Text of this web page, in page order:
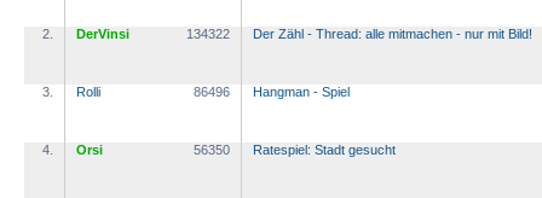
2. DerVinsi 134322 Der Zähl - Thread: alle mitmachen - nur mit Bild!
3. Rolli 86496 Hangman - Spiel
4. Orsi 56350 Ratespiel: Stadt gesucht